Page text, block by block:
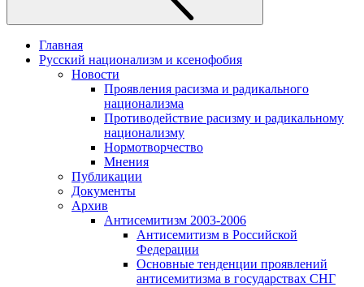
Главная
Русский национализм и ксенофобия
Новости
Проявления расизма и радикального
национализма
Противодействие расизму и радикальному
национализму
Нормотворчество
Мнения
Публикации
Документы
Архив
Антисемитизм 2003-2006
Антисемитизм в Российской
Федерации
Основные тенденции проявлений
антисемитизма в государствах СНГ